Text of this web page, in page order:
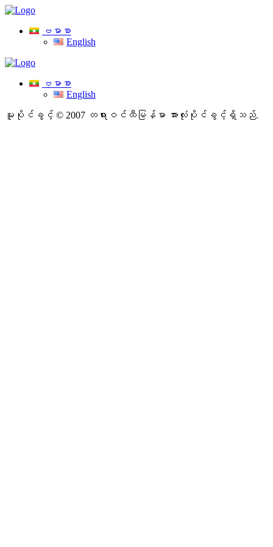
ဗမာစာ
English
ဗမာစာ
English
မူပိုင်ခွင့် © 2007 တရားဝင်ထီမြန်မာ အားလုံးပိုင်ခွင့်ရှိသည်.